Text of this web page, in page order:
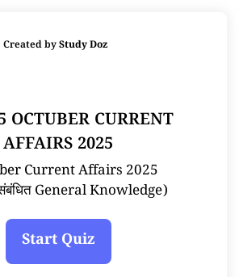
Created byStudy Doz
OCTUBER CURRENT
AFFAIRS 2025
Current Affairs 2025
संबंधित General Knowledge)